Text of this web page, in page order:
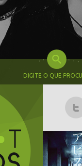
DIGITE O QUE